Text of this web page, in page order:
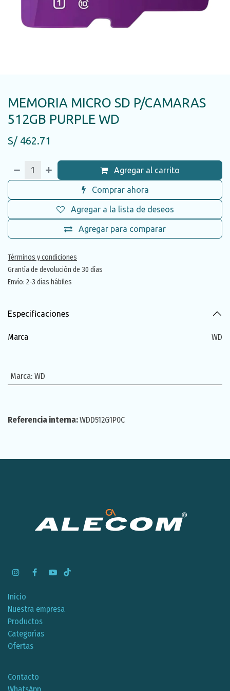
MEMORIA MICRO SD P/CAMARAS
512GB PURPLE WD
S/ 462.71
Agregar al carrito
Comprar ahora
Agregar para comparar
Agregar a la lista de deseos
Términos y condiciones
Grantía de devolución de 30 días
Envío: 2-3 días hábiles
Especificaciones
Marca WD
Marca: WD
Referencia interna:WDD512G1P0C
Inicio
Nuestra empresa
Productos
Categorías
Ofertas
Contacto